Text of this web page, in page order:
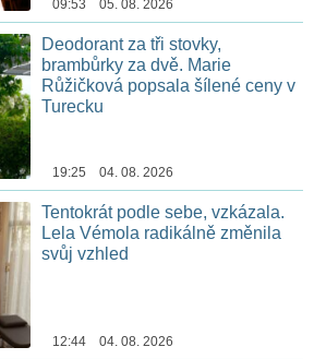
09:53 05. 08. 2026
Deodorant za tři stovky,
brambůrky za dvě. Marie
Růžičková popsala šílené ceny v
Turecku
19:25 04. 08. 2026
Tentokrát podle sebe, vzkázala.
Lela Vémola radikálně změnila
svůj vzhled
12:44 04. 08. 2026